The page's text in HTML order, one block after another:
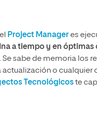
Project Manageres
a tiempo y en
sabe de memoria los
o cualquier
Tecnológicoste